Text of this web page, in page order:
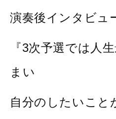
演奏後インタビ
『3次予選では人
まい
自分のしたいこと